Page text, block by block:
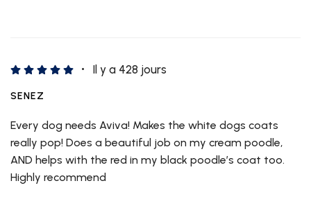
Il y a 428 jours
SENEZ
Every dog needs Aviva! Makes the white dogs coats
really pop! Does a beautiful job on my cream poodle,
AND helps with the red in my black poodle’s coat too.
Highly recommend